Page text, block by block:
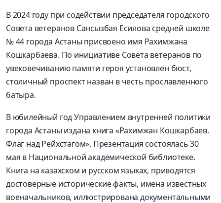
В 2024 году при содействии председателя городского
Совета ветеранов Сансызбая Есилова средней школе
№ 44 города Астаны присвоено имя Рахимжана
Кошкарбаева. По инициативе Совета ветеранов по
увековечиванию памяти героя установлен бюст,
столичный проспект назван в честь прославленного
батыра.
В юбилейный год Управлением внутренней политики
города Астаны издана книга «Рахимжан Кошкарбаев.
Флаг над Рейхстагом». Презентация состоялась 30
мая в Национальной академической библиотеке.
Книга на казахском и русском языках, приводятся
достоверные исторические факты, имена известных
военачальников, иллюстрирована документальными